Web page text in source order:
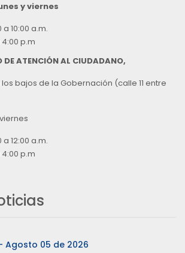
y viernes
10:00 a.m.
p.m
DE ATENCIÓN AL CIUDADANO,
bajos de la Gobernación (calle 11 entre
12:00 a.m.
p.m
Agosto 05 de 2026